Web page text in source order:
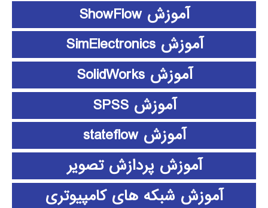
آموزش ShowFlow
آموزش SimElectronics
آموزش SolidWorks
آموزش SPSS
آموزش stateflow
آموزش پردازش تصویر
آموزش شبکه های کامپیوتری